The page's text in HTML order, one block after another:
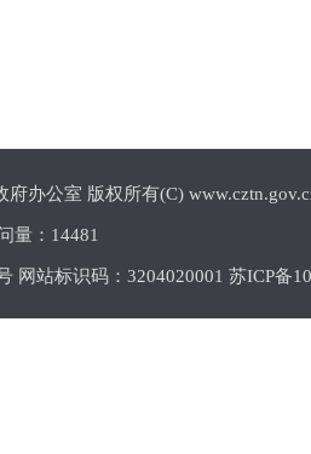
办公室 版权所有(C)
量： 14481
网站标识码：3204020001 苏ICP备